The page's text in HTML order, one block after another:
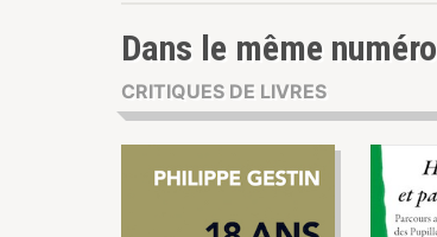
Dans le même numéro
CRITIQUES DE LIVRES